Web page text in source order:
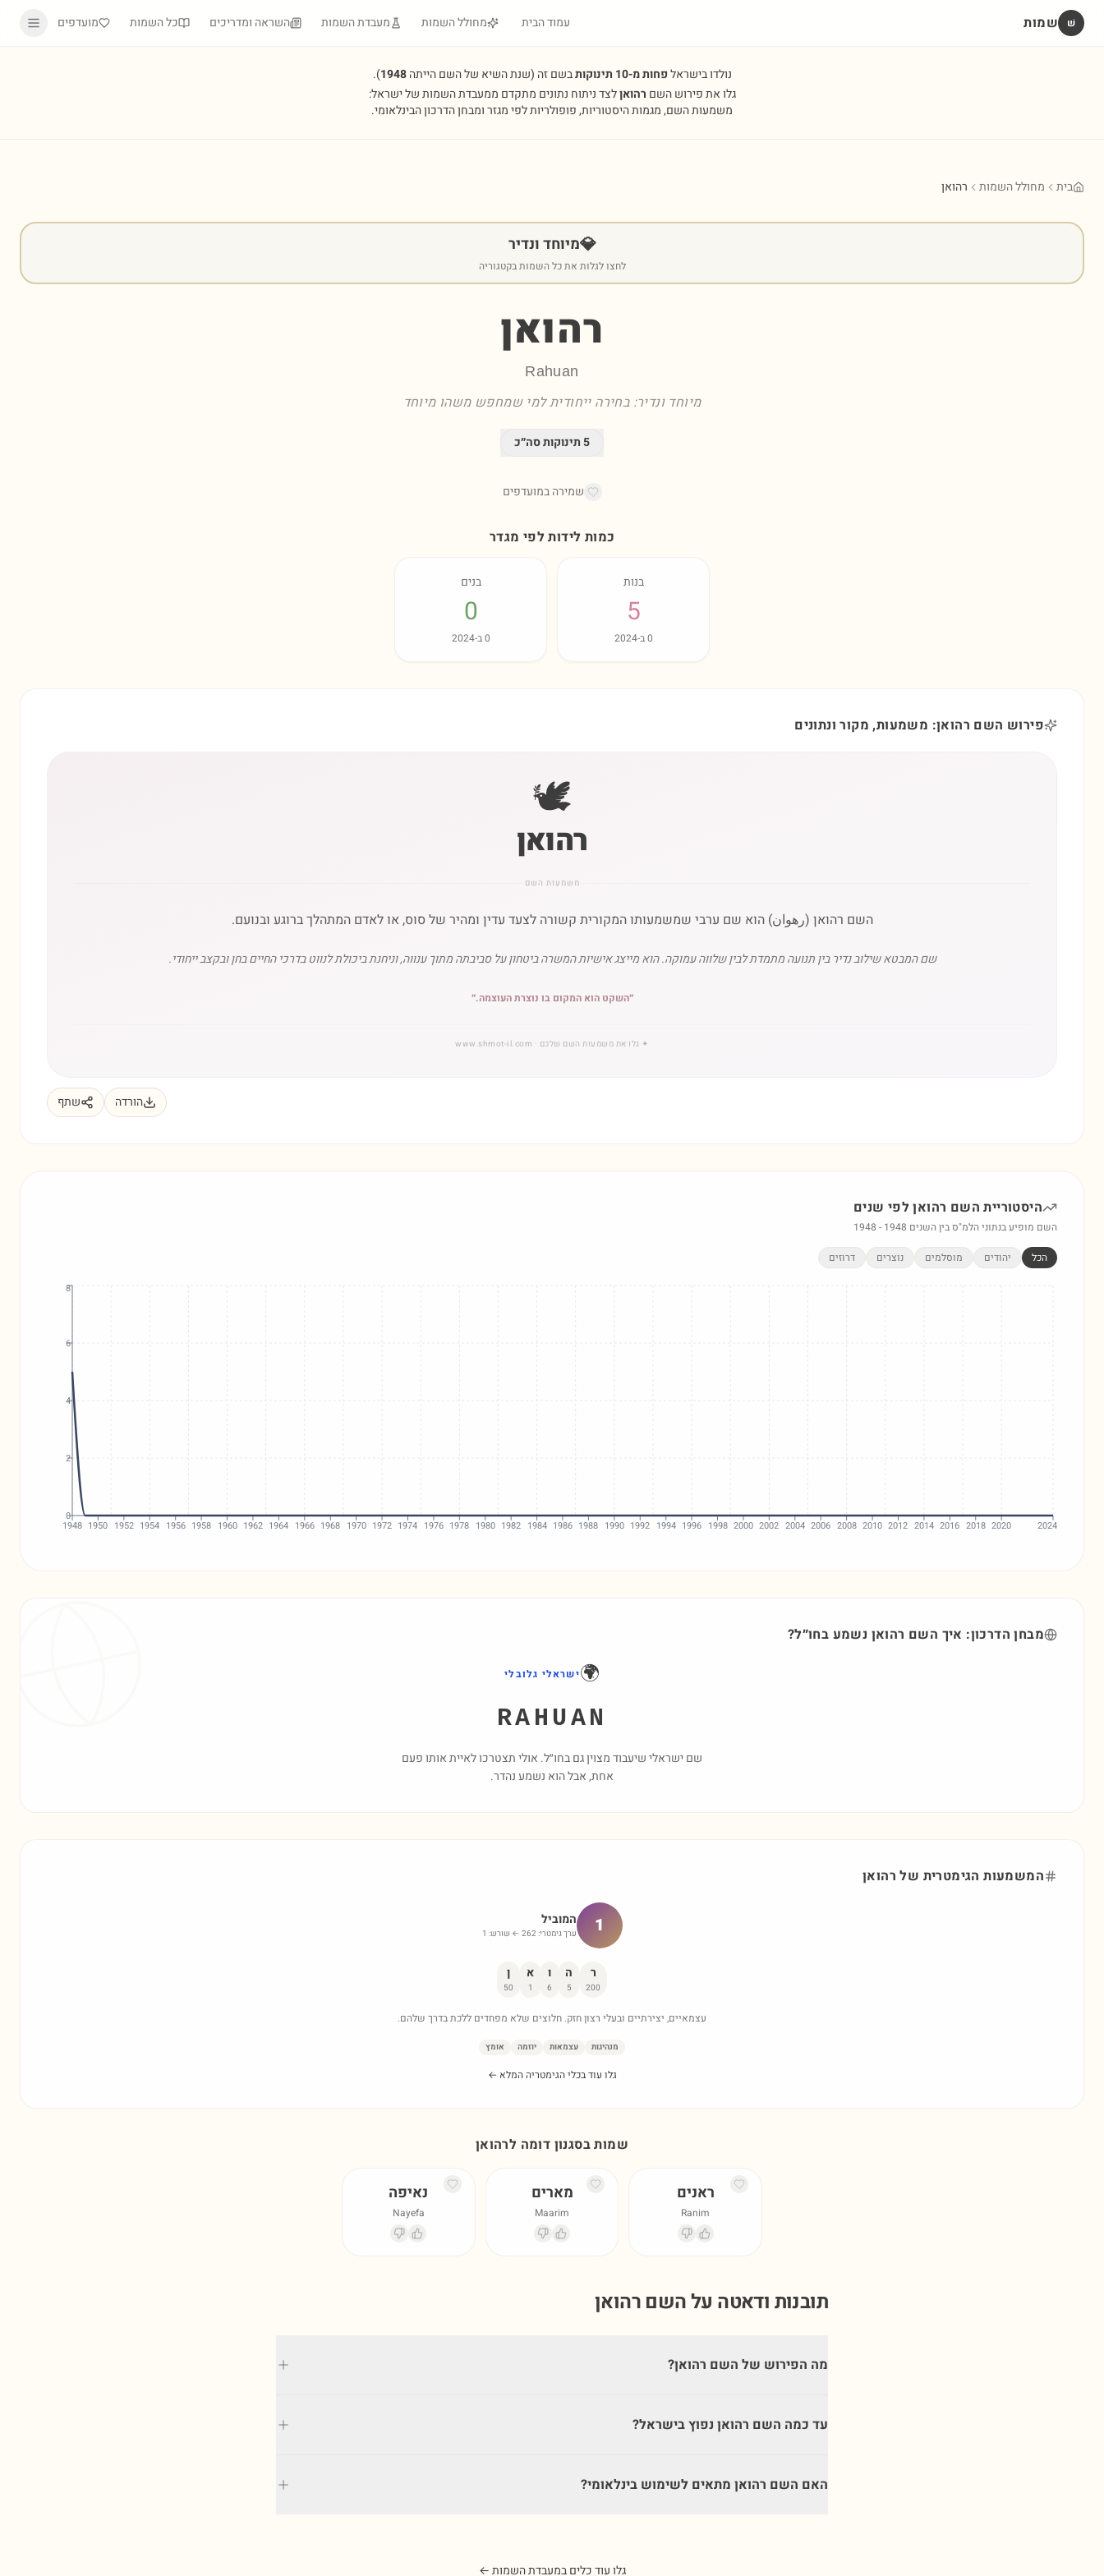
שׁ שמות עמוד הבית מחולל השמות מעבדת השמות השראה ומדריכים כל השמות מועדפים
נולדו בישראלפחות מ-10 תינוקות בשם זה (שנת השיא של השם הייתה1948
).
גלו את פירוש השם רהואןלצד ניתוח נתונים מתקדם ממעבדת השמות של ישראל:
משמעות השם, מגמות היסטוריות, פופולריות לפי מגזר ומבחן הדרכון הבינלאומי.
בית מחולל השמות רהואן
💎מיוחד ונדיר
לחצו לגלות את כל השמות בקטגוריה
רהואן
Rahuan
מיוחד ונדיר: בחירה ייחודית למי שמחפש משהו מיוחד
5תינוקות סה״כ
שמירה במועדפים
כמות לידות לפי מגדר
בנות
5
0ב-2024
בנים
0
0ב-2024
פירוש השם רהואן: משמעות, מקור ונתונים
🕊️
רהואן
משמעות השם
השם רהואן (رهوان) הוא שם ערבי שמשמעותו המקורית קשורה לצעד עדין ומהיר של סוס, או לאדם המתהלך ברוגע ובנועם.
שם המבטא שילוב נדיר בין תנועה מתמדת לבין שלווה עמוקה. הוא מייצג אישיות המשרה ביטחון על סביבתה מתוך ענווה, וניחנת ביכולת לנווט בדרכי החיים בחן ובקצב ייחודי.
״השקט הוא המקום בו נוצרת העוצמה.״
✦ גלו את משמעות השם שלכם · www.shmot-il.com
הורדה שתף
היסטוריית השם רהואןלפי שנים
השם מופיע בנתוני הלמ"ס בין השנים 1948 - 1948
הכל יהודים מוסלמים נוצרים דרוזים
1948 1950 1952 1954 1956 1958 1960 1962 1964 1966 1968 1970 1972 1974 1976 1978 1980 1982 1984 1986 1988 1990 1992 1994 1996 1998 2000 2002 2004 2006 2008 2010 2012 2014 2016 2018 2020 2024
0
2
4
6
8
מבחן הדרכון: איך השם רהואן נשמע בחו״ל?
🌍ישראלי גלובלי
RAHUAN
שם ישראלי שיעבוד מצוין גם בחו״ל. אולי תצטרכו לאיית אותו פעם
אחת, אבל הוא נשמע נהדר.
המשמעות הגימטרית של רהואן
1 המוביל
ערך גימטרי:262 ← שורש: 1
ר
200
ה
5
ו
6
א
1
ן
50
עצמאיים, יצירתיים ובעלי רצון חזק. חלוצים שלא מפחדים ללכת בדרך שלהם.
מנהיגות עצמאות יוזמה אומץ
גלו עוד בכלי הגימטריה המלא ←
שמות בסגנון דומה לרהואן
ראנים
Ranim
מארים
Maarim
נאיפה
Nayefa
תובנות ודאטה על השם רהואן
מה הפירוש של השם רהואן?
עד כמה השם רהואן נפוץ בישראל?
האם השם רהואן מתאים לשימוש בינלאומי?
גלו עוד כלים במעבדת השמות ←